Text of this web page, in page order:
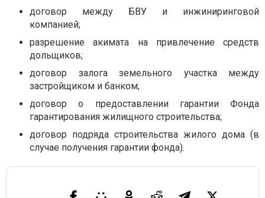
договор между БВУ и инжиниринговой
компанией;
разрешение акимата на привлечение средств
дольщиков;
договор залога земельного участка между
застройщиком и банком;
договор о предоставлении гарантии Фонда
гарантирования жилищного строительства;
договор подряда строительства жилого дома (в
случае получения гарантии фонда).